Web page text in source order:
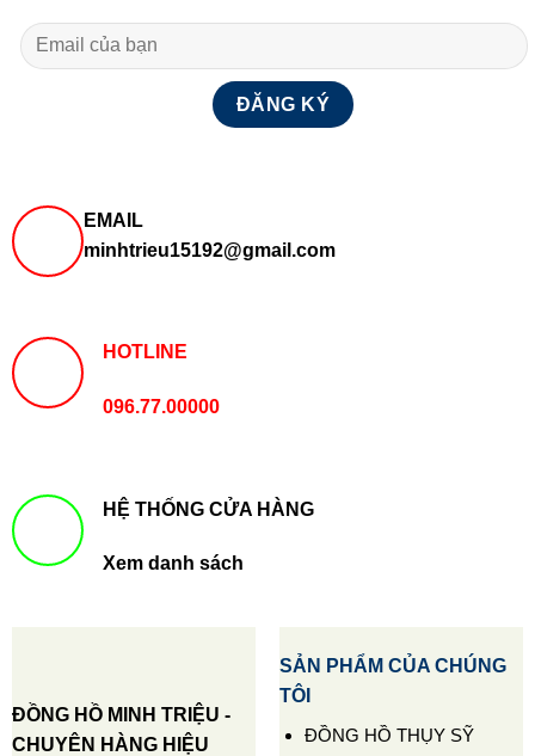
EMAIL
minhtrieu15192@gmail.com
HOTLINE
096.77.00000
HỆ THỐNG CỬA HÀNG
Xem danh sách
ĐỒNG HỒ MINH TRIỆU -
CHUYÊN HÀNG HIỆU
SẢN PHẨM CỦA CHÚNG
TÔI
ĐỒNG HỒ THỤY SỸ